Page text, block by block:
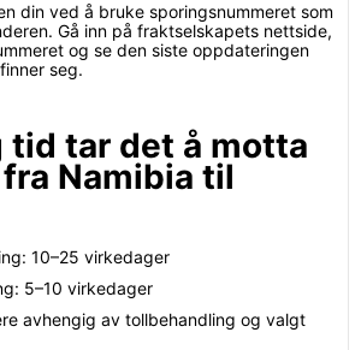
din ved å bruke sporingsnummeret som
Gå inn på fraktselskapets nettside,
og se den siste oppdateringen
seg.
tid tar det å motta
Namibia til
10–25 virkedager
5–10 virkedager
avhengig av tollbehandling og valgt